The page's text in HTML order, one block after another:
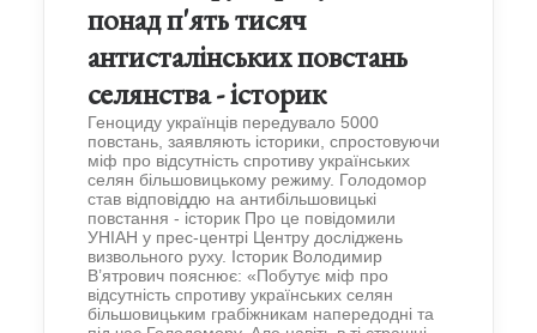
понад п'ять тисяч
антисталінських повстань
селянства - історик
Геноциду українців передувало 5000
повстань, заявляють історики, спростовуючи
міф про відсутність спротиву українських
селян більшовицькому режиму. Голодомор
став відповіддю на антибільшовицькі
повстання - історик Про це повідомили
УНІАН у прес-центрі Центру досліджень
визвольного руху. Історик Володимир
В’ятрович пояснює: «Побутує міф про
відсутність спротиву українських селян
більшовицьким грабіжникам напередодні та